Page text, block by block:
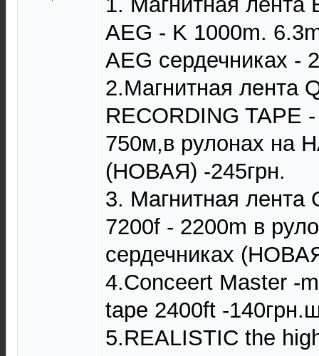
AEG - K 1000m.
AEG сердечниках -
2.Магнитная лента
RECORDING TAPE
750м,в рулонах на
(НОВАЯ) -245грн.
3. Магнитная лента
7200f - 2200m в
сердечниках
4.Conceert Master -
tape 2400ft -
5.REALISTIC the